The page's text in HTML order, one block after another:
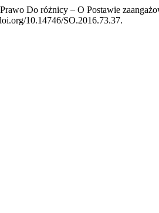
Do różnicy – O Postawie
10.14746/SO.2016.73.37.